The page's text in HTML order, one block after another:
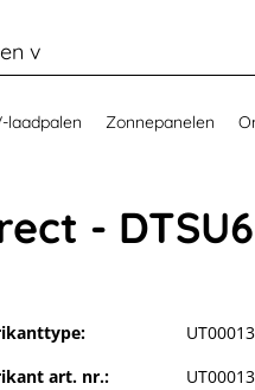
laadpalen Zonnepanelen
-
art. nr.: